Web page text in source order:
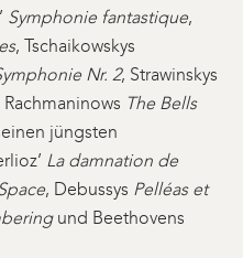
Symphonie fantastique,
, Tschaikowskys
Nr. 2, Strawinskys
The Bells
jüngsten
La damnation de
, Debussys Pelléas et
und Beethovens